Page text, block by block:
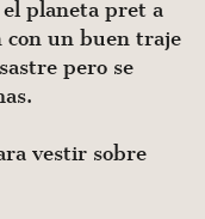
planeta pret a
con un buen traje
pero se
vestir sobre